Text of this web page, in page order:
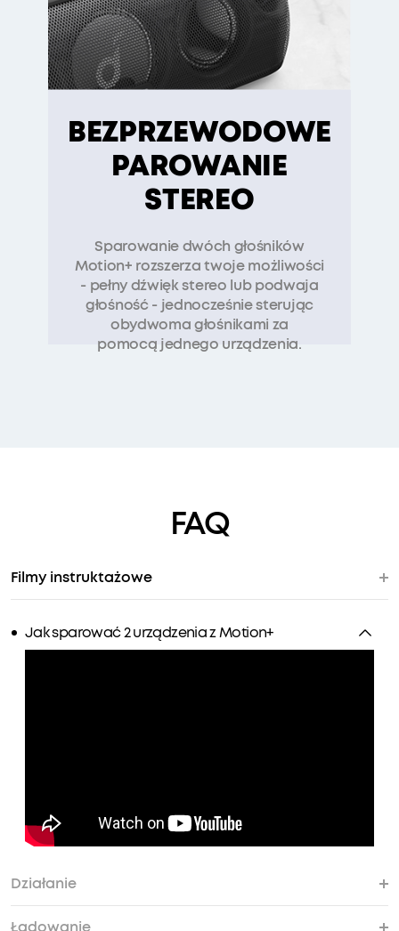
BEZPRZEWODOWE
PAROWANIE
STEREO
Sparowanie dwóch głośników
Motion+ rozszerza twoje możliwości
- pełny dźwięk stereo lub podwaja
głośność - jednocześnie sterując
obydwoma głośnikami za
pomocą jednego urządzenia.
FAQ
Filmy instruktażowe
Jak sparować 2 urządzenia z Motion+
Działanie
Ładowanie